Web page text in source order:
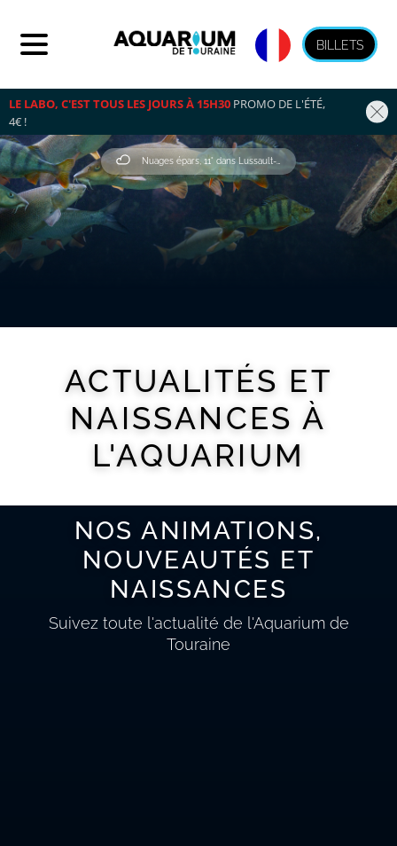
BILLETS
LE LABO, C'EST TOUS LES JOURS À 15H30 PROMO DE L'ÉTÉ,
4€ !
Nuages épars, 11° dans Lussault-Sur-Loire
ACTUALITÉS ET
NAISSANCES À
L'AQUARIUM
NOS ANIMATIONS,
NOUVEAUTÉS ET
NAISSANCES
Suivez toute l'actualité de l'Aquarium de
Touraine